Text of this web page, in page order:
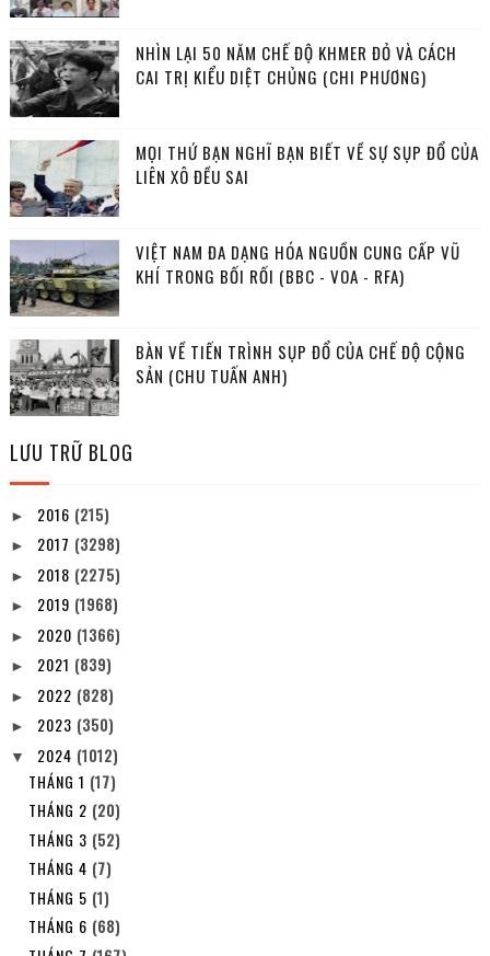
NHÌN LẠI 50 NĂM CHẾ ĐỘ KHMER ĐỎ VÀ CÁCH
CAI TRỊ KIỂU DIỆT CHỦNG (CHI PHƯƠNG)
MỌI THỨ BẠN NGHĨ BẠN BIẾT VỀ SỰ SỤP ĐỔ CỦA
LIÊN XÔ ĐỀU SAI
VIỆT NAM ĐA DẠNG HÓA NGUỒN CUNG CẤP VŨ
KHÍ TRONG BỐI RỐI (BBC - VOA - RFA)
BÀN VỀ TIẾN TRÌNH SỤP ĐỔ CỦA CHẾ ĐỘ CỘNG
SẢN (CHU TUẤN ANH)
LƯU TRỮ BLOG
► 2016 (215)
► 2017 (3298)
► 2018 (2275)
► 2019 (1968)
► 2020 (1366)
► 2021 (839)
► 2022 (828)
► 2023 (350)
▼ 2024 (1012)
THÁNG 1 (17)
THÁNG 2 (20)
THÁNG 3 (52)
THÁNG 4 (7)
THÁNG 5 (1)
THÁNG 6 (68)